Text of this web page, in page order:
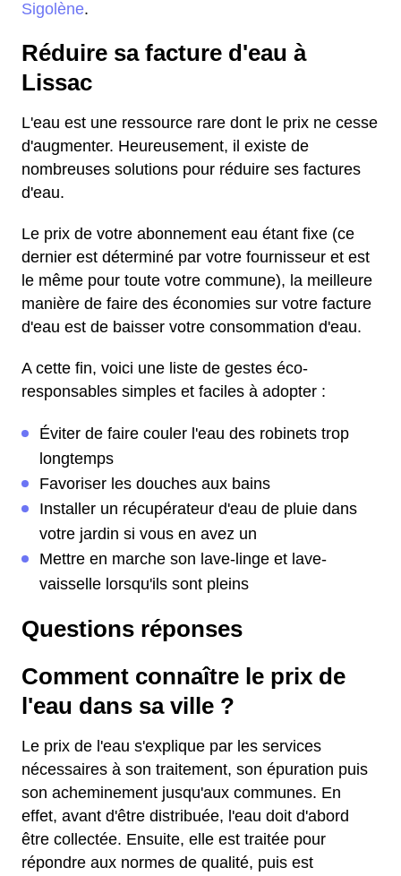
Sigolène.
Réduire sa facture d'eau à
Lissac
L'eau est une ressource rare dont le prix ne cesse
d'augmenter. Heureusement, il existe de
nombreuses solutions pour réduire ses factures
d'eau.
Le prix de votre abonnement eau étant fixe (ce
dernier est déterminé par votre fournisseur et est
le même pour toute votre commune), la meilleure
manière de faire des économies sur votre facture
d'eau est de baisser votre consommation d'eau.
A cette fin, voici une liste de gestes éco-
responsables simples et faciles à adopter :
Éviter de faire couler l'eau des robinets trop
longtemps
Favoriser les douches aux bains
Installer un récupérateur d'eau de pluie dans
votre jardin si vous en avez un
Mettre en marche son lave-linge et lave-
vaisselle lorsqu'ils sont pleins
Questions réponses
Comment connaître le prix de
l'eau dans sa ville ?
Le prix de l'eau s'explique par les services
nécessaires à son traitement, son épuration puis
son acheminement jusqu'aux communes. En
effet, avant d'être distribuée, l'eau doit d'abord
être collectée. Ensuite, elle est traitée pour
répondre aux normes de qualité, puis est